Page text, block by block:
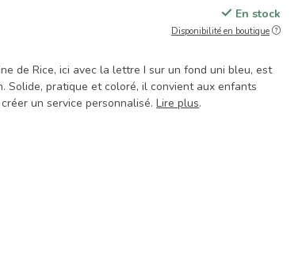
En stock
Disponibilité en boutique
de Rice, ici avec la lettre I sur un fond uni bleu, est
Solide, pratique et coloré, il convient aux enfants
un service personnalisé.Lire plus.